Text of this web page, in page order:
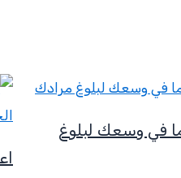
في وسعك لبلوغ